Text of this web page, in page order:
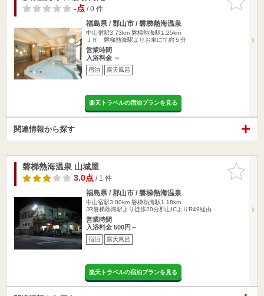
りに追加
-点/ 0 件
福島県 / 郡山市 / 磐梯熱海温泉
中山宿駅3.73km 磐梯熱海駅1.25km
ＪＲ 磐梯熱海駅よりお車にて約５分
営業時間
入浴料金 ～
宿泊 露天風呂
楽天トラベルの宿泊プランを見る
関連情報から探す
お気に入
りに追加
磐梯熱海温泉 山城屋
3.0点/ 1 件
福島県 / 郡山市 / 磐梯熱海温泉
中山宿駅3.80km 磐梯熱海駅1.18km
JR磐梯熱海駅より徒歩20分郡山ICよりR49経由
営業時間
入浴料金 500円～
宿泊 露天風呂
楽天トラベルの宿泊プランを見る